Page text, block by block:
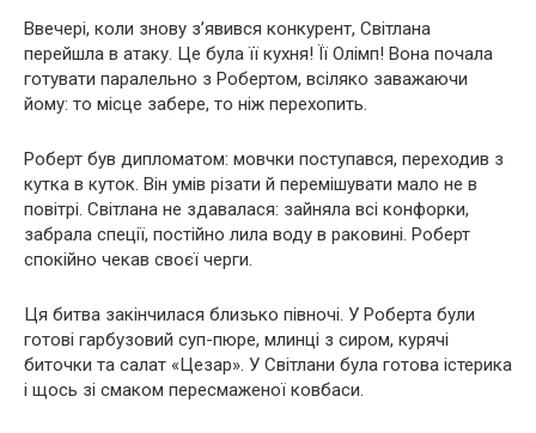
Ввечері, коли знову з’явився конкурент, Світлана
перейшла в атаку. Це була її кухня! Її Олімп! Вона почала
готувати паралельно з Робертом, всіляко заважаючи
йому: то місце забере, то ніж перехопить.
Роберт був дипломатом: мовчки поступався, переходив з
кутка в куток. Він умів різати й перемішувати мало не в
повітрі. Світлана не здавалася: зайняла всі конфорки,
забрала спеції, постійно лила воду в раковині. Роберт
спокійно чекав своєї черги.
Ця битва закінчилася близько півночі. У Роберта були
готові гарбузовий суп-пюре, млинці з сиром, курячі
биточки та салат «Цезар». У Світлани була готова істерика
і щось зі смаком пересмаженої ковбаси.